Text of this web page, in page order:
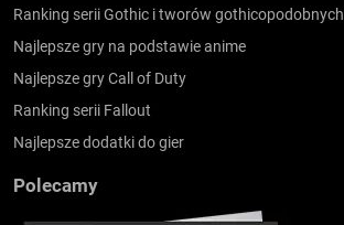
Ranking serii Gothic i tworów gothicopodobnych
Najlepsze gry na podstawie anime
Najlepsze gry Call of Duty
Ranking serii Fallout
Najlepsze dodatki do gier
Polecamy